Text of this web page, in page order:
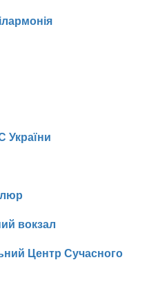
України
вокзал
Центр Сучасного